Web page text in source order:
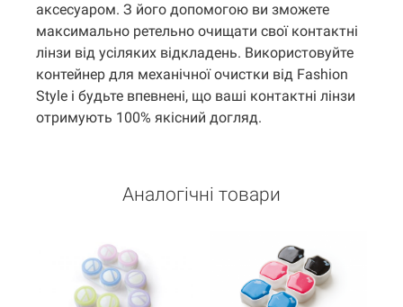
аксесуаром. З його допомогою ви зможете
максимально ретельно очищати свої контактні
лінзи від усіляких відкладень. Використовуйте
контейнер для механічної очистки від Fashion
Style і будьте впевнені, що ваші контактні лінзи
отримують 100% якісний догляд.
Аналогічні товари